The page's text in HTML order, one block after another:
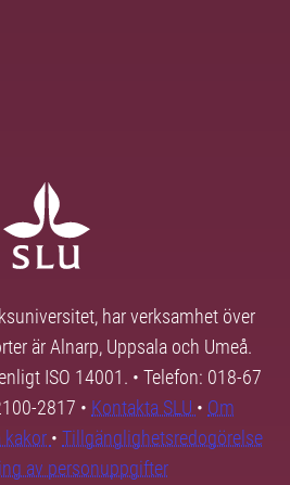
har verksamhet över
är Alnarp, Uppsala och Umeå.
ISO 14001. • Telefon: 018-67
2817 • Kontakta SLU • Om
kakor • Tillgänglighetsredogörelse
av personuppgifter